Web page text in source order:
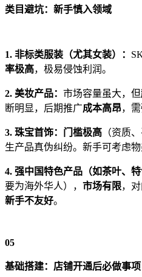
类目避坑：新手慎入领域
1. 非标类服装（尤其女装）：
率极高，极易侵蚀利润。
2. 美妆产品： 市场容量虽大，但
断明显，后期推广成本高昂，
3. 珠宝首饰： 门槛极高 （资质
生产品真伪纠纷。新手可考虑
4. 强中国特色产品（如茶叶、
要为海外华人）， 市场有限，
新手不友好。
05
基础搭建：店铺开通后必做事项